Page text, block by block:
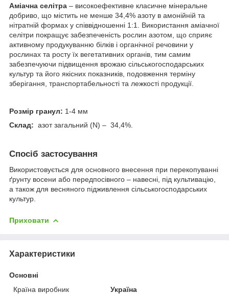
Аміачна селітра – високоефективне класичне мінеральне
добриво, що містить не менше 34,4% азоту в амонійній та
нітратній формах у співвідношенні 1:1. Використання аміачної
селітри покращує забезпеченість рослин азотом, що сприяє
активному продукуванню білків і органічної речовини у
рослинах та росту їх вегетативних органів, тим самим
забезпечуючи підвищення врожаю сільськогосподарських
культур та його якісних показників, подовження терміну
зберігання, транспортабельності та лежкості продукції.
Розмір гранул: 1-4 мм
Склад: азот загальний (N) – 34,4%.
Спосіб застосування
Використовується для основного внесення при перекопуванні
ґрунту восени або передпосівного – навесні, під культивацію,
а також для весняного підживлення сільськогосподарських
культур.
Приховати
Характеристики
Основні
Країна виробник
Україна